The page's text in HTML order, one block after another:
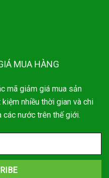
MUA HÀNG
mã giảm giá mua sản
nhiều thời gian và chi
các nước trên thế giới.